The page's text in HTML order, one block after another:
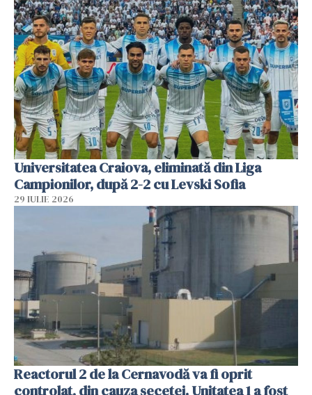
Universitatea Craiova, eliminată din Liga
Campionilor, după 2-2 cu Levski Sofia
29 IULIE 2026
Reactorul 2 de la Cernavodă va fi oprit
controlat, din cauza secetei. Unitatea 1 a fost